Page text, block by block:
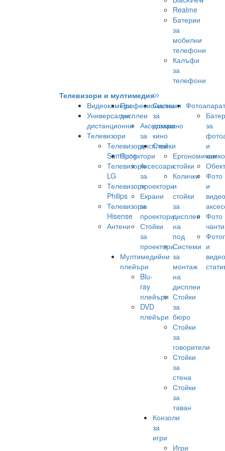
Realme
Батерии
за
мобилни
телефони
Калъфи
за
телефони
Телевизори и мултимедия
Видеокамери
Универсални
дистанционни
Телевизори
Телевизори
Samsung
Телевизори
LG
Телевизори
Philips
Телевизори
Hisense
Антени
Професионални
дисплеи
Аксесоари
за
дисплеи
Проектори
Аксесоари
за
проектори
Екрани
за
проектори
Стойки
за
проектори
Мултимедийни
плейъри
Blu-
ray
плейъри
DVD
плейъри
Системи
за
домашно
кино
Стойки
Ергономични
стойки
Колички
и
стойки
за
дисплеи
на
под
Системи
за
монтаж
на
дисплеи
Стойки
за
бюро
Стойки
за
говорители
Стойки
за
стена
Стойки
за
таван
Конзоли
за
игри
Игри
за
и
Фото
и
видео
Фото
чанти
и
видео